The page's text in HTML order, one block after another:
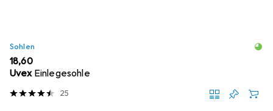
Sohlen
EUR
18,60
Uvex Einlegesohle
25